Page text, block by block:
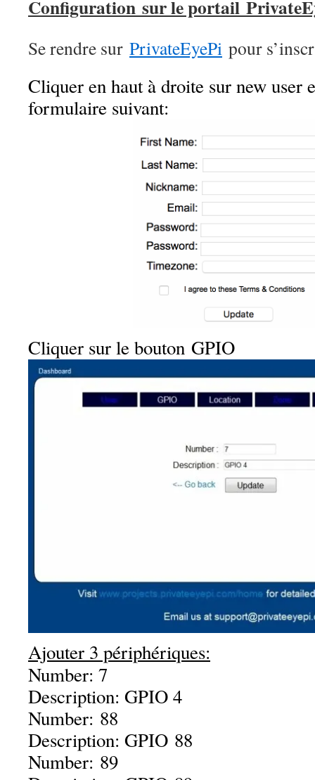
Configuration sur le portail
Se rendre sur PrivateEyePi pour
Cliquer en haut à droite sur new user
formulaire suivant:
Cliquer sur le bouton GPIO
Ajouter 3 périphériques:
Number: 7
Description: GPIO 4
Number: 88
Description: GPIO 88
Number: 89